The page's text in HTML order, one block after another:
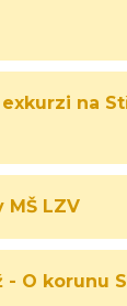
na
MŠ LZV
- O korunu